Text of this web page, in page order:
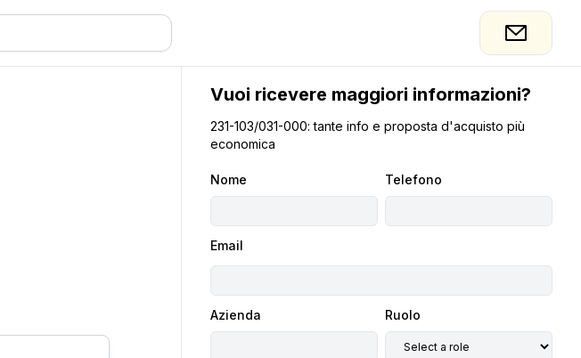
Vuoi ricevere maggiori informazioni?
231-103/031-000: tante info e proposta d'acquisto più
economica
Nome Telefono
Email
Azienda Ruolo